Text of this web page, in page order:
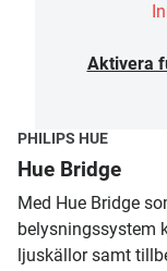
Aktivera
PHILIPS HUE
Hue Bridge
Med Hue Bridge
belysningssystem
ljuskällor samt